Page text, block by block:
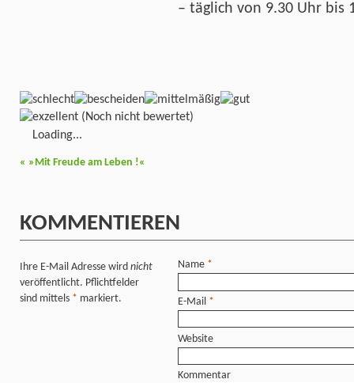
– täglich von 9.30 Uhr bis
(Noch nicht bewertet)
Loading...
« »Mit Freude am Leben !«
KOMMENTIEREN
Ihre E-Mail Adresse wird nicht
veröffentlicht. Pflichtfelder
sind mittels * markiert.
Name *
E-Mail *
Website
Kommentar